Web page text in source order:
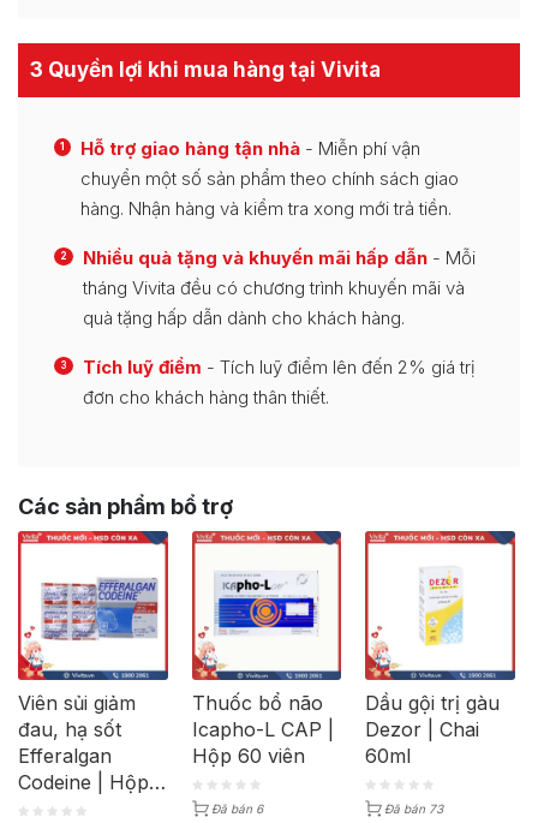
3 Quyền lợi khi mua hàng tại Vivita
1 Hỗ trợ giao hàng tận nhà - Miễn phí vận
chuyển một số sản phẩm theo chính sách giao
hàng. Nhận hàng và kiểm tra xong mới trả tiền.
2 Nhiều quà tặng và khuyến mãi hấp dẫn - Mỗi
tháng Vivita đều có chương trình khuyến mãi và
quà tặng hấp dẫn dành cho khách hàng.
3 Tích luỹ điểm - Tích luỹ điểm lên đến 2% giá trị
đơn cho khách hàng thân thiết.
Các sản phẩm bổ trợ
Viên sủi giảm
đau, hạ sốt
Efferalgan
Codeine | Hộp
40 viên
Thuốc bổ não
Icapho-L CAP |
Hộp 60 viên
Đã bán 6
Dầu gội trị gàu
Dezor | Chai
60ml
Đã bán 73